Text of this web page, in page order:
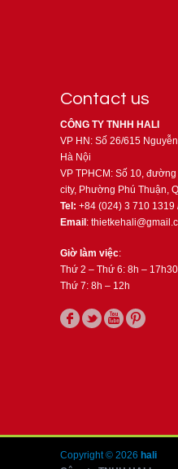
Contact us
CÔNG TY TNHH HALI
VP HN: Số 26/615
Hà Nội
VP TPHCM: Số 10,
city, Phường Phú Thuận,
Tel: +84 (024) 3 710 1319
Email:
Giờ làm việc:
Thứ 2 – Thứ 6: 8h – 17h30
Thứ 7: 8h – 12h
Copyright © 2026 hali